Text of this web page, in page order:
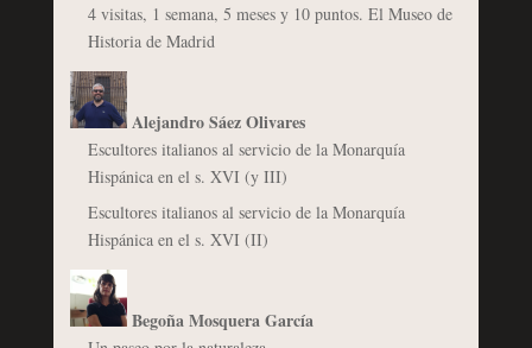
4 visitas, 1 semana, 5 meses y 10 puntos. El Museo de
Historia de Madrid
Alejandro Sáez Olivares
Escultores italianos al servicio de la Monarquía
Hispánica en el s. XVI (y III)
Escultores italianos al servicio de la Monarquía
Hispánica en el s. XVI (II)
Begoña Mosquera García